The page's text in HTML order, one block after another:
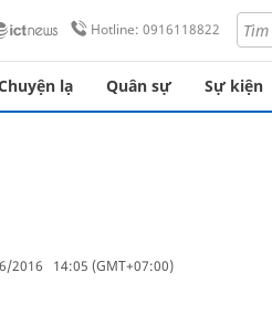
Hotline: 0916118822
lạ Quân sự Sự kiện
2016 14:05 (GMT+07:00)